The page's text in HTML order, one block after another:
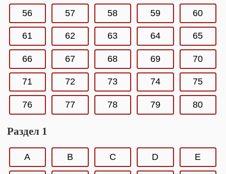
56 57 58 59 60
61 62 63 64 65
66 67 68 69 70
71 72 73 74 75
76 77 78 79 80
Раздел 1
A B C D E